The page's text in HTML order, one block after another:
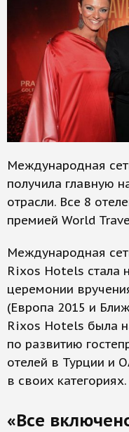
Международная
получила главную
отрасли. Все 8
премией World
Международная
Rixos Hotels стала
церемонии
(Европа 2015 и
Rixos Hotels была
по развитию
отелей в Турции и
в своих категориях.
«Все